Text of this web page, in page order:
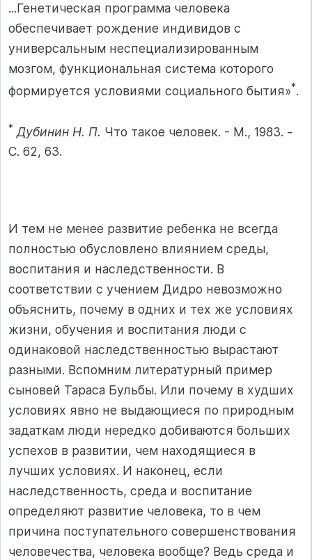
...Генетическая программа человека
обеспечивает рождение индивидов с
универсальным неспециализированным
мозгом, функциональная система которого
формируется условиями социального бытия»*.
* Дубинин Н. П. Что такое человек. - М., 1983. -
С. 62, 63.
И тем не менее развитие ребенка не всегда
полностью обусловлено влиянием среды,
воспитания и наследственности. В
соответствии с учением Дидро невозможно
объяснить, почему в одних и тех же условиях
жизни, обучения и воспитания люди с
одинаковой наследственностью вырастают
разными. Вспомним литературный пример
сыновей Тараса Бульбы. Или почему в худших
условиях явно не выдающиеся по природным
задаткам люди нередко добиваются больших
успехов в развитии, чем находящиеся в
лучших условиях. И наконец, если
наследственность, среда и воспитание
определяют развитие человека, то в чем
причина поступательного совершенствования
человечества, человека вообще? Ведь среда и